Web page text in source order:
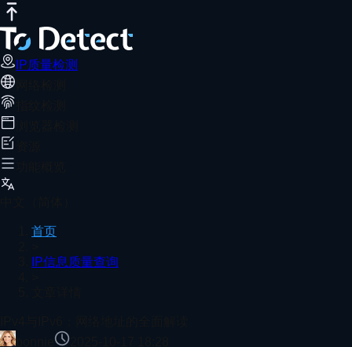
IP质量检测
IPv4与IPv6：网络地址的全面解读
本文全面解析IPv4与IPv6网络地址，讲解两者区别、应用及发
首页
推荐阅读
IP质量检测
首页
IP信息质量查询